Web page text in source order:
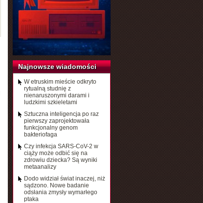
Najnowsze wiadomości
W etruskim mieście odkryto
rytualną studnię z
nienaruszonymi darami i
ludzkimi szkieletami
Sztuczna inteligencja po raz
pierwszy zaprojektowała
funkcjonalny genom
bakteriofaga
Czy infekcja SARS-CoV-2 w
ciąży może odbić się na
zdrowiu dziecka? Są wyniki
metaanalizy
Dodo widział świat inaczej, niż
sądzono. Nowe badanie
odsłania zmysły wymarłego
ptaka